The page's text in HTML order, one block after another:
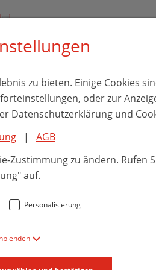
Reparil
zu bieten. Einige Cookies
oder zur
Datenschutzerklärung und
| AGB
Zustimmung zu ändern. Rufen
auf.
Personalisierung